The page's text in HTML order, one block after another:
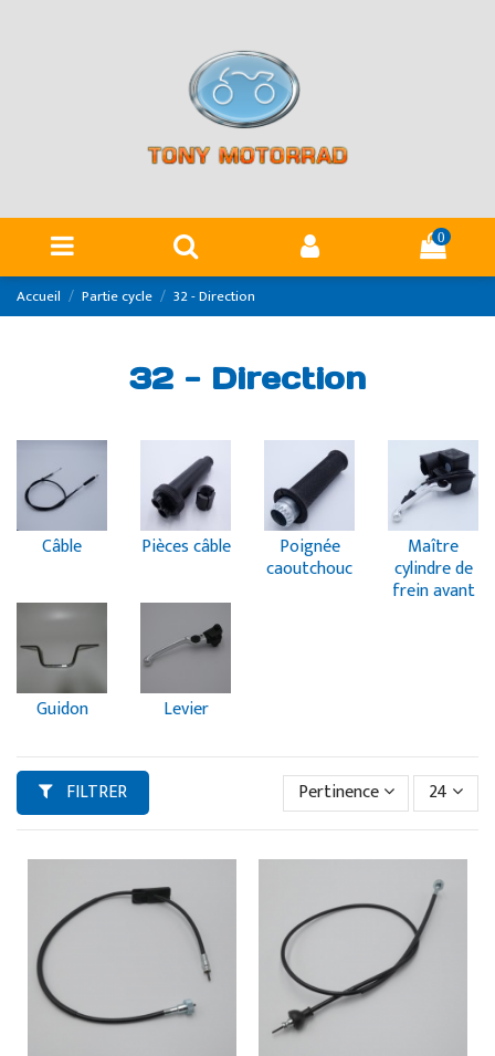
0
Accueil Partie cycle 32 - Direction
32 - Direction
Câble Pièces câble Poignée
caoutchouc
Maître
cylindre de
frein avant
Guidon Levier
FILTRER Pertinence 24